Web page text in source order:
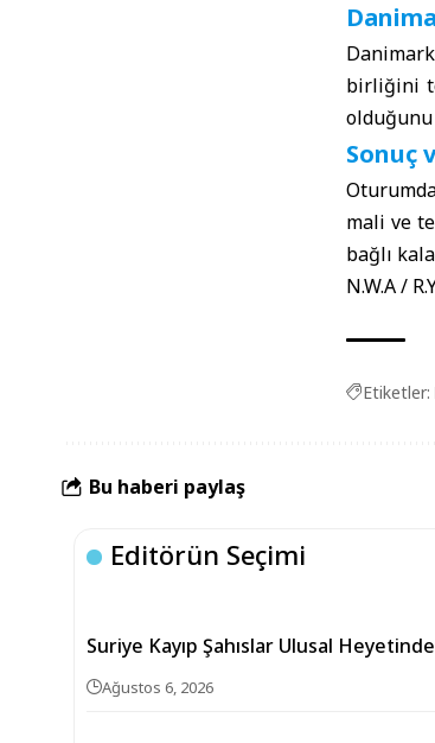
birliğini
Sonuç
mali ve
bağlı
N.W.A /
Etiketler:
Bu haberi paylaş
Editörün Seçimi
Suriye Kayıp Şahıslar Ulusal
Ağustos 6, 2026